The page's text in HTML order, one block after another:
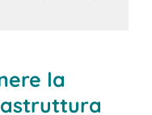
la